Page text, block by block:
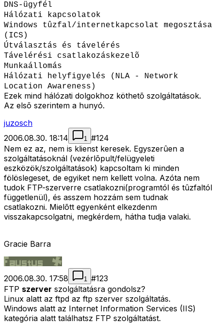
DNS-ügyfél
Hálózati kapcsolatok
Windows tûzfal/internetkapcsolat megosztása
(ICS)
Útválasztás és távelérés
Távelérési csatlakozáskezelõ
Munkaállomás
Hálózati helyfigyelés (NLA - Network
Location Awareness)
Ezek mind hálózati dolgokhoz köthetõ szolgáltatások.
Az elsõ szerintem a hunyó.
juzosch
2006.08.30. 18:14
1 #124
Nem ez az, nem is klienst keresek. Egyszerûen a
szolgáltatásoknál (vezérlõpult/felügyeleti
eszközök/szolgáltatások) kapcsoltam ki minden
fölöslegeset, de egyiket nem kellett volna. Azóta nem
tudok FTP-szerverre csatlakozni(programtól és tûzfaltól
függetlenül), és asszem hozzám sem tudnak
csatlakozni. Mielõtt egyenként elkezdenm
visszakapcsolgatni, megkérdem, hátha tudja valaki.
Gracie Barra
2006.08.30. 17:58 1 #123
FTP szerver szolgáltatásra gondolsz?
Linux alatt az ftpd az ftp szerver szolgáltatás.
Windows alatt az Internet Information Services (IIS)
kategória alatt találhatsz FTP szolgáltatást.